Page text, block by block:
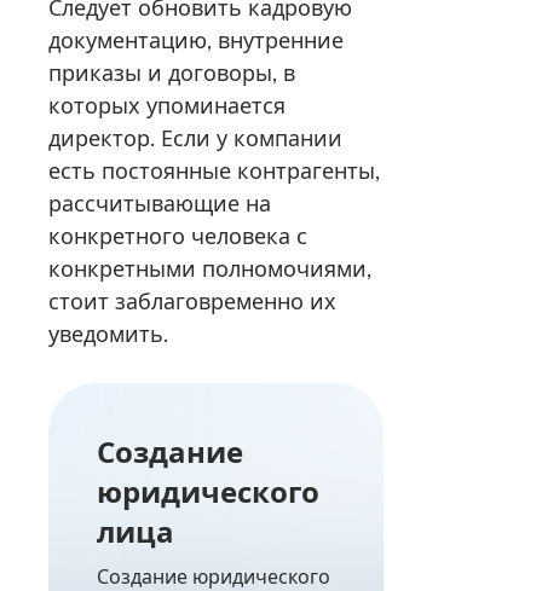
Следует обновить кадровую
документацию, внутренние
приказы и договоры, в
которых упоминается
директор. Если у компании
есть постоянные контрагенты,
рассчитывающие на
конкретного человека с
конкретными полномочиями,
стоит заблаговременно их
уведомить.
Создание
юридического
лица
Создание юридического